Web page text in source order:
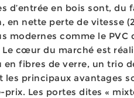
d’entrée en bois sont, du
en nette perte de vitesse
modernes comme le PVC
cœur du marché est
fibres de verre, un trio
les principaux avantages
Les portes dites «